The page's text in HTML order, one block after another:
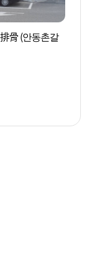
骨 (안동촌갈